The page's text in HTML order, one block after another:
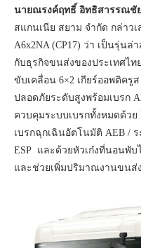
นายณรงค์ฤทธิ์ อิทธิสารรณชั
สแกนเนีย สยาม จำกัด กล่าวเ
A6x2NA (CP17) ว่า เป็นรุ่น
กับธุรกิจขนส่งของประเทศไท
ขับเคลื่อน 6×2 เกียร์ออพติครู
ปลอดภัยระดับสูงพร้อมเบรก
ควบคุมระบบเบรกทั้งหมดด้วย
เบรกฉุกเฉินอัตโนมัติ AEB /
ESP และด้วยหัวเก๋งที่นอนพั
และช่วยเพิ่มปริมาณงานขนส่ง